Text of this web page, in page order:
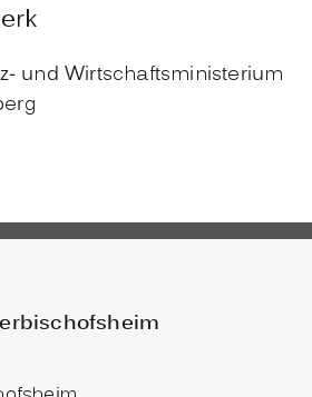
und Wirtschaftsministerium